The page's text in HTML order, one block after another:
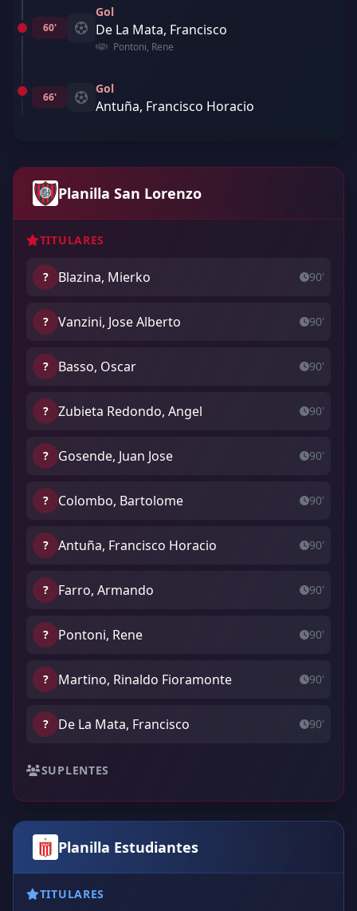
60'
Gol
De La Mata, Francisco
Pontoni, Rene
66'
Gol
Antuña, Francisco Horacio
Planilla San Lorenzo
TITULARES
? Blazina, Mierko 90'
? Vanzini, Jose Alberto 90'
? Basso, Oscar 90'
? Zubieta Redondo, Angel 90'
? Gosende, Juan Jose 90'
? Colombo, Bartolome 90'
? Antuña, Francisco Horacio 90'
? Farro, Armando 90'
? Pontoni, Rene 90'
? Martino, Rinaldo Fioramonte 90'
? De La Mata, Francisco 90'
SUPLENTES
Planilla Estudiantes
TITULARES